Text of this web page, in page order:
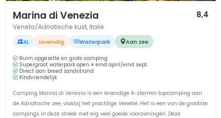
Marina di Venezia 8,4
Veneto/Adriatische kust, Italië
XL Levendig Waterpark Aan zee
Ruim opgezette en grote camping
Supergroot waterpark open ± eind april/eind sept.
Direct aan breed zandstrand
Kindvriendelijk
Camping Marina di Venezia is een levendige 4-sterrren topcamping aan
de Adriatische zee, vlakbij het prachtige Venetië. Het is een van de grootste
campings in deze streek met erg veel goede voorzieningen. Deze